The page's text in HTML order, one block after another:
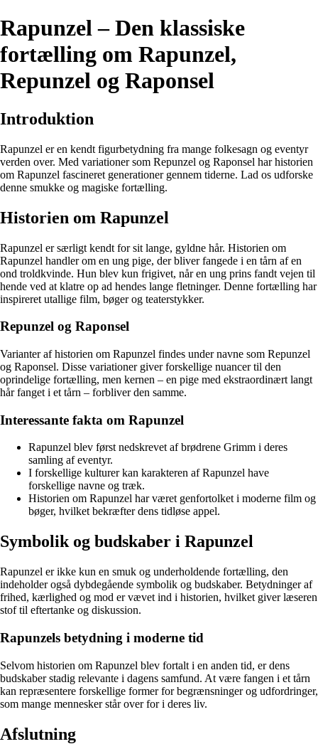
Rapunzel – Den klassiske
fortælling om Rapunzel,
Repunzel og Raponsel
Introduktion
Rapunzel er en kendt figurbetydning fra mange folkesagn og eventyr
verden over. Med variationer som Repunzel og Raponsel har historien
om Rapunzel fascineret generationer gennem tiderne. Lad os udforske
denne smukke og magiske fortælling.
Historien om Rapunzel
Rapunzel er særligt kendt for sit lange, gyldne hår. Historien om
Rapunzel handler om en ung pige, der bliver fangede i en tårn af en
ond troldkvinde. Hun blev kun frigivet, når en ung prins fandt vejen til
hende ved at klatre op ad hendes lange fletninger. Denne fortælling har
inspireret utallige film, bøger og teaterstykker.
Repunzel og Raponsel
Varianter af historien om Rapunzel findes under navne som Repunzel
og Raponsel. Disse variationer giver forskellige nuancer til den
oprindelige fortælling, men kernen – en pige med ekstraordinært langt
hår fanget i et tårn – forbliver den samme.
Interessante fakta om Rapunzel
Rapunzel blev først nedskrevet af brødrene Grimm i deres
samling af eventyr.
I forskellige kulturer kan karakteren af Rapunzel have
forskellige navne og træk.
Historien om Rapunzel har været genfortolket i moderne film og
bøger, hvilket bekræfter dens tidløse appel.
Symbolik og budskaber i Rapunzel
Rapunzel er ikke kun en smuk og underholdende fortælling, den
indeholder også dybdegående symbolik og budskaber. Betydninger af
frihed, kærlighed og mod er vævet ind i historien, hvilket giver læseren
stof til eftertanke og diskussion.
Rapunzels betydning i moderne tid
Selvom historien om Rapunzel blev fortalt i en anden tid, er dens
budskaber stadig relevante i dagens samfund. At være fangen i et tårn
kan repræsentere forskellige former for begrænsninger og udfordringer,
som mange mennesker står over for i deres liv.
Afslutning